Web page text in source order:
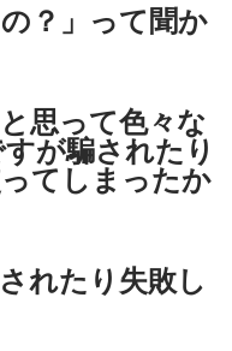
？」って聞か
思って色々な
が騙されたり
てしまったか
れたり失敗し